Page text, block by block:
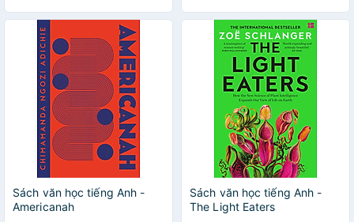
Sách văn học tiếng Anh -
Americanah
Sách văn học tiếng Anh -
The Light Eaters